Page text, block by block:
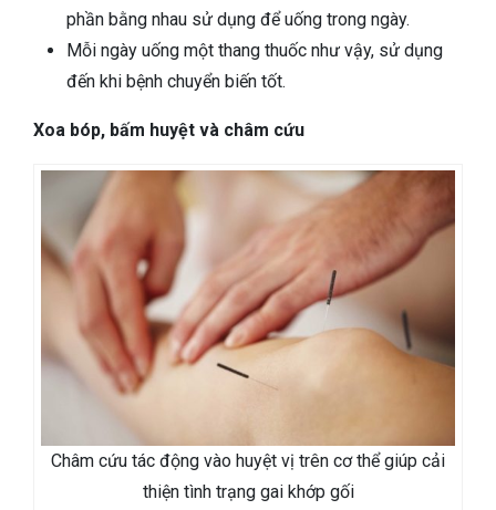
phần bằng nhau sử dụng để uống trong ngày.
Mỗi ngày uống một thang thuốc như vậy, sử dụng
đến khi bệnh chuyển biến tốt.
Xoa bóp, bấm huyệt và châm cứu
Châm cứu tác động vào huyệt vị trên cơ thể giúp cải
thiện tình trạng gai khớp gối